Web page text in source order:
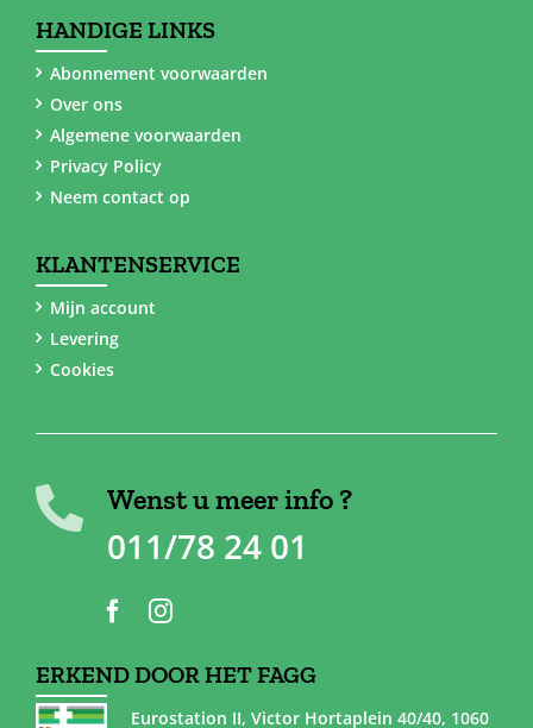
HANDIGE LINKS
Abonnement voorwaarden
Over ons
Algemene voorwaarden
Privacy Policy
Neem contact op
KLANTENSERVICE
Mijn account
Levering
Cookies
Wenst u meer info ?
011/78 24 01
ERKEND DOOR HET FAGG
Eurostation II, Victor Hortaplein 40/40, 1060